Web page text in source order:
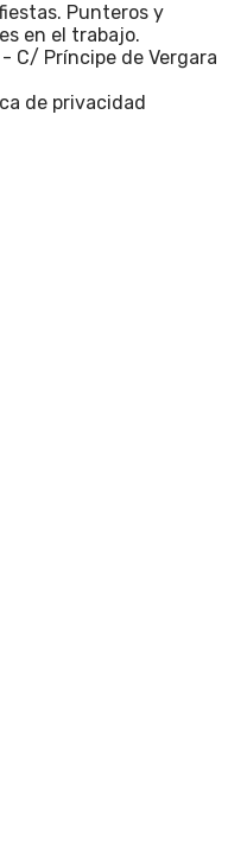
Punteros y
en el trabajo.
- C/ Príncipe de Vergara
de privacidad